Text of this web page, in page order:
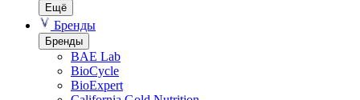
Ещё
Бренды
Бренды
BAE Lab
BioCycle
BioExpert